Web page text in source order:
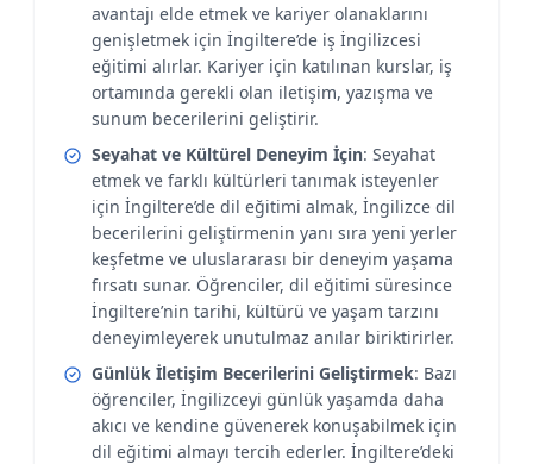
avantajı elde etmek ve kariyer olanaklarını
genişletmek için İngiltere’de iş İngilizcesi
eğitimi alırlar. Kariyer için katılınan kurslar, iş
ortamında gerekli olan iletişim, yazışma ve
sunum becerilerini geliştirir.
Seyahat ve Kültürel Deneyim İçin: Seyahat
etmek ve farklı kültürleri tanımak isteyenler
için İngiltere’de dil eğitimi almak, İngilizce dil
becerilerini geliştirmenin yanı sıra yeni yerler
keşfetme ve uluslararası bir deneyim yaşama
fırsatı sunar. Öğrenciler, dil eğitimi süresince
İngiltere’nin tarihi, kültürü ve yaşam tarzını
deneyimleyerek unutulmaz anılar biriktirirler.
Günlük İletişim Becerilerini Geliştirmek: Bazı
öğrenciler, İngilizceyi günlük yaşamda daha
akıcı ve kendine güvenerek konuşabilmek için
dil eğitimi almayı tercih ederler. İngiltere’deki